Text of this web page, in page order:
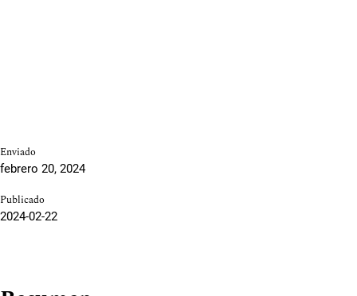
Enviado
febrero 20, 2024
Publicado
2024-02-22